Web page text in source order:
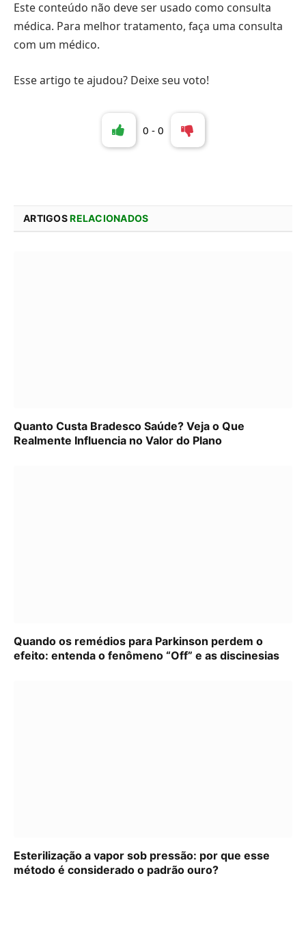
Este conteúdo não deve ser usado como consulta
médica. Para melhor tratamento, faça uma consulta
com um médico.
Esse artigo te ajudou? Deixe seu voto!
0 - 0
ARTIGOSRELACIONADOS
Quanto Custa Bradesco Saúde? Veja o Que
Realmente Influencia no Valor do Plano
Quando os remédios para Parkinson perdem o
efeito: entenda o fenômeno “Off” e as discinesias
Esterilização a vapor sob pressão: por que esse
método é considerado o padrão ouro?